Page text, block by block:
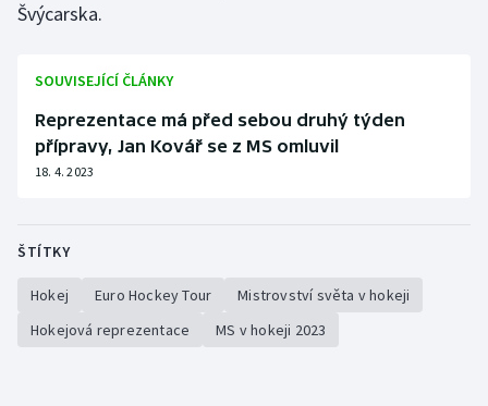
Švýcarska.
SOUVISEJÍCÍ ČLÁNKY
Reprezentace má před sebou druhý týden
přípravy, Jan Kovář se z MS omluvil
18. 4. 2023
ŠTÍTKY
Hokej Euro Hockey Tour
Mistrovství světa v hokeji
Hokejová reprezentace
MS v hokeji 2023